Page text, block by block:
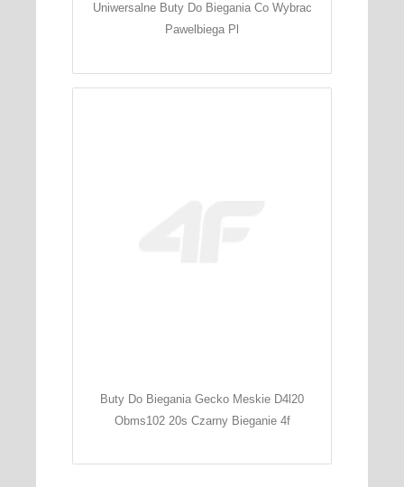
Uniwersalne Buty Do Biegania Co Wybrac
Pawelbiega Pl
Buty Do Biegania Gecko Meskie D4l20
Obms102 20s Czarny Bieganie 4f